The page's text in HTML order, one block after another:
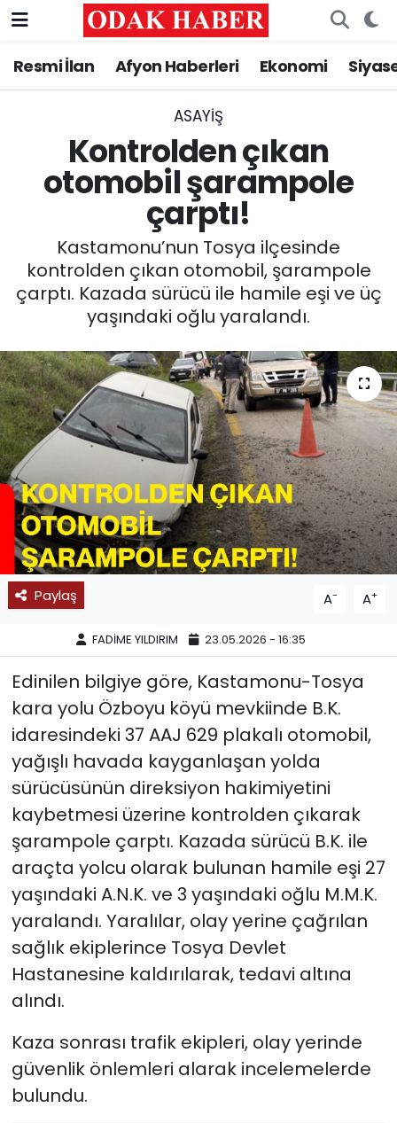
Resmi İlan Afyon Haberleri Ekonomi
ASAYİŞ
Kontrolden çıkan
otomobil şarampole
çarptı!
Kastamonu’nun Tosya ilçesinde
kontrolden çıkan otomobil, şarampole
çarptı. Kazada sürücü ile hamile eşi ve üç
yaşındaki oğlu yaralandı.
Paylaş A- A+
FADİME YILDIRIM 23.05.2026 - 16:35
Edinilen bilgiye göre, Kastamonu-Tosya
kara yolu Özboyu köyü mevkiinde B.K.
idaresindeki 37 AAJ 629 plakalı otomobil,
yağışlı havada kayganlaşan yolda
sürücüsünün direksiyon hakimiyetini
kaybetmesi üzerine kontrolden çıkarak
şarampole çarptı. Kazada sürücü B.K. ile
araçta yolcu olarak bulunan hamile eşi 27
yaşındaki A.N.K. ve 3 yaşındaki oğlu M.M.K.
yaralandı. Yaralılar, olay yerine çağrılan
sağlık ekiplerince Tosya Devlet
Hastanesine kaldırılarak, tedavi altına
alındı.
Kaza sonrası trafik ekipleri, olay yerinde
güvenlik önlemleri alarak incelemelerde
bulundu.
AFYONKARAHİSAR HABERLERİ
ASAYİŞ
SİYASET
EĞİTİM
SAĞLIK
SPOR
Nöbetçi Eczaneler
Trafik Durumu
Süper Lig Puan Durumu ve Fikstür
Tüm Manşetler
Son Dakika Haberleri